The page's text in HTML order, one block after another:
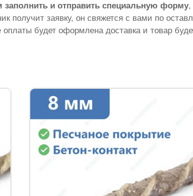
заполнить и отправить специальную форму,
получит заявку, он свяжется с вами по
будет оформлена доставка и товар